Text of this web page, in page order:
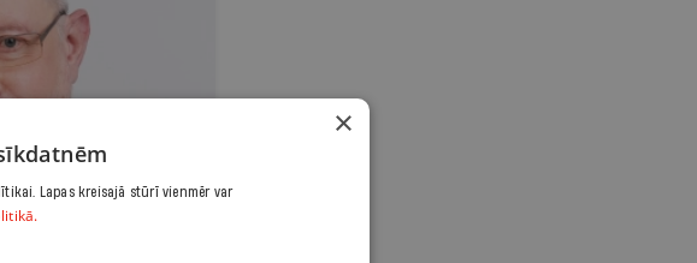
aptuveni
Briselē, bet
nodoti un
mājās.
×
Lapas kreisajā stūrī vienmēr var